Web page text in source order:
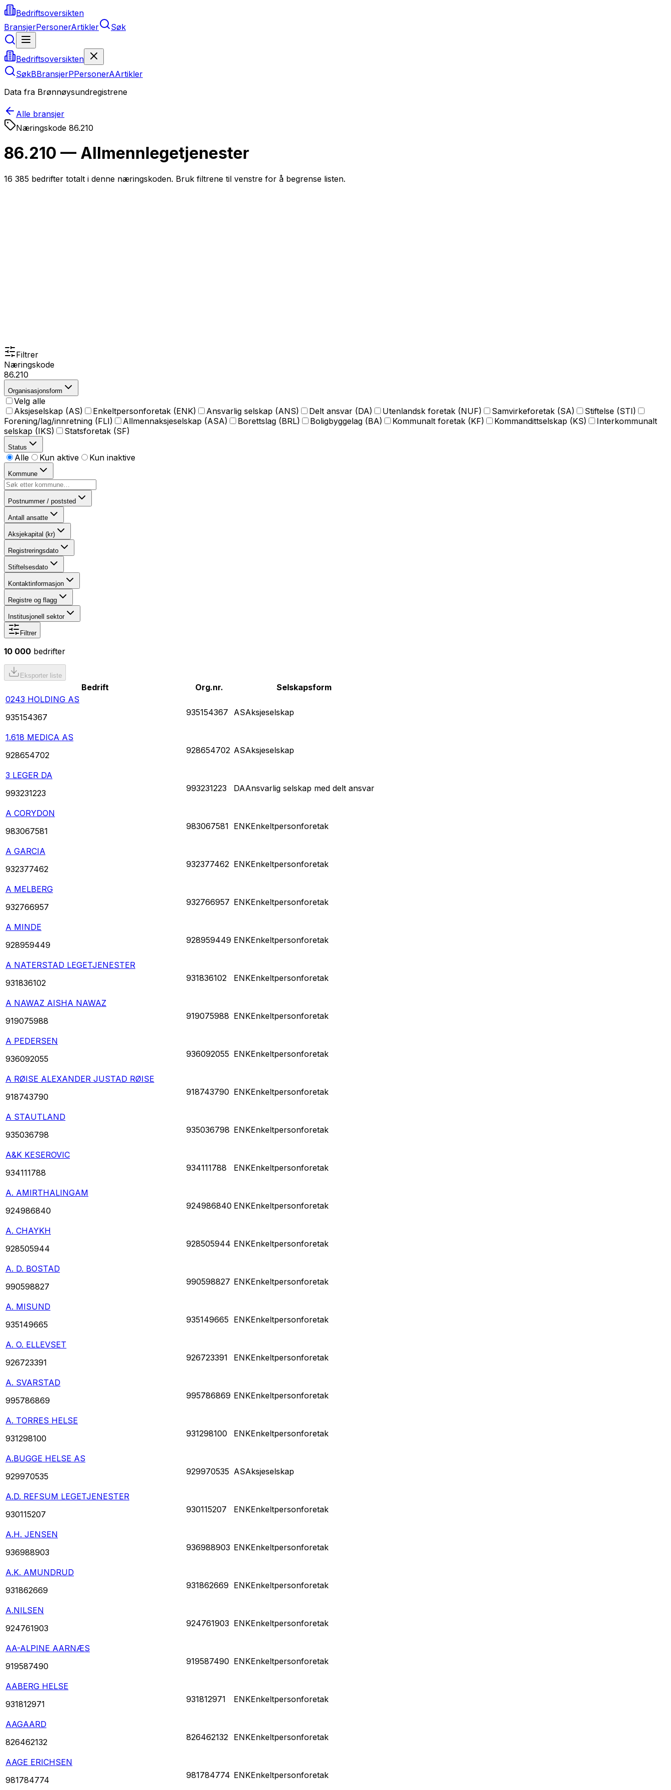
Bedriftsoversikten
BransjerPersonerArtikler Søk
Bedriftsoversikten
SøkBBransjerPPersonerAArtikler
Data fra Brønnøysundregistrene
Alle bransjer
Næringskode 86.210
86.210 — Allmennlegetjenester
16 385 bedrifter totalt i denne næringskoden. Bruk filtrene til venstre for å begrense listen.
Filtrer
Næringskode
86.210
Organisasjonsform
Velg alle
Aksjeselskap (AS)
Enkeltpersonforetak (ENK) Ansvarlig selskap (ANS) Delt ansvar (DA) Utenlandsk foretak (NUF) Samvirkeforetak (SA)
Stiftelse (STI)
Forening/lag/innretning (FLI)
Allmennaksjeselskap (ASA) Borettslag (BRL) Boligbyggelag (BA) Kommunalt foretak (KF) Kommandittselskap (KS)
Interkommunalt
selskap (IKS)
Statsforetak (SF)
Status
Alle Kun aktive Kun inaktive
Kommune
Postnummer / poststed
Antall ansatte
Aksjekapital (kr)
Registreringsdato
Stiftelsesdato
Kontaktinformasjon
Registre og flagg
Institusjonell sektor
Filtrer
10 000 bedrifter
Eksporter liste
Bedrift Org.nr.
Selskapsform
0243 HOLDING AS
935154367
935154367 ASAksjeselskap
1.618 MEDICA AS
928654702
928654702 ASAksjeselskap
3 LEGER DA
993231223
993231223 DAAnsvarlig selskap med delt ansvar
A CORYDON
983067581
983067581 ENKEnkeltpersonforetak
A GARCIA
932377462
932377462 ENKEnkeltpersonforetak
A MELBERG
932766957
932766957 ENKEnkeltpersonforetak
A MINDE
928959449
928959449 ENKEnkeltpersonforetak
A NATERSTAD LEGETJENESTER
931836102
931836102 ENKEnkeltpersonforetak
A NAWAZ AISHA NAWAZ
919075988
919075988 ENKEnkeltpersonforetak
A PEDERSEN
936092055
936092055 ENKEnkeltpersonforetak
A RØISE ALEXANDER JUSTAD RØISE
918743790
918743790 ENKEnkeltpersonforetak
A STAUTLAND
935036798
935036798 ENKEnkeltpersonforetak
A&K KESEROVIC
934111788
934111788 ENKEnkeltpersonforetak
A. AMIRTHALINGAM
924986840
924986840 ENKEnkeltpersonforetak
A. CHAYKH
928505944
928505944 ENKEnkeltpersonforetak
A. D. BOSTAD
990598827
990598827 ENKEnkeltpersonforetak
A. MISUND
935149665
935149665 ENKEnkeltpersonforetak
A. O. ELLEVSET
926723391
926723391 ENKEnkeltpersonforetak
A. SVARSTAD
995786869
995786869 ENKEnkeltpersonforetak
A. TORRES HELSE
931298100
931298100 ENKEnkeltpersonforetak
A.BUGGE HELSE AS
929970535
929970535 ASAksjeselskap
A.D. REFSUM LEGETJENESTER
930115207
930115207 ENKEnkeltpersonforetak
A.H. JENSEN
936988903
936988903 ENKEnkeltpersonforetak
A.K. AMUNDRUD
931862669
931862669 ENKEnkeltpersonforetak
A.NILSEN
924761903
924761903 ENKEnkeltpersonforetak
AA-ALPINE AARNÆS
919587490
919587490 ENKEnkeltpersonforetak
AABERG HELSE
931812971
931812971 ENKEnkeltpersonforetak
AAGAARD
826462132
826462132 ENKEnkeltpersonforetak
AAGE ERICHSEN
981784774
981784774 ENKEnkeltpersonforetak